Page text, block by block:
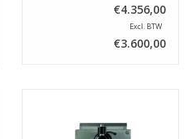
€4.356,00
Excl. BTW
€3.600,00